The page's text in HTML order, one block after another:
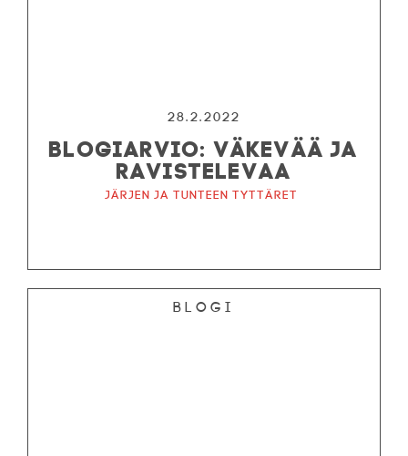
28.2.2022
BLOGIARVIO: VÄKEVÄÄ JA
RAVISTELEVAA
Järjen ja tunteen tyttäret
Blogi